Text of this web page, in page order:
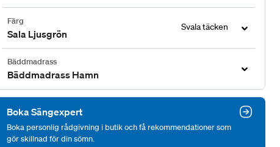
Svala täcken
Färg
Sala Ljusgrön
Bäddmadrass
Bäddmadrass Hamn
Boka Sängexpert
Boka personlig rådgivning i butik och få rekommendationer som
gör skillnad för din sömn.